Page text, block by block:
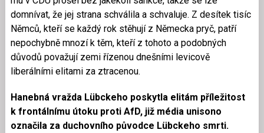
domnívat, že jej strana schválila a schvaluje. Z desítek tisíc
Němců, kteří se každý rok stěhují z Německa pryč, patří
nepochybně mnozí k těm, kteří z tohoto a podobných
důvodů považují zemi řízenou dnešními levicově
liberálními elitami za ztracenou.
Hanebná vražda Lübckeho poskytla elitám příležitost
k frontálnímu útoku proti AfD, již média unisono
označila za duchovního původce Lübckeho smrti.